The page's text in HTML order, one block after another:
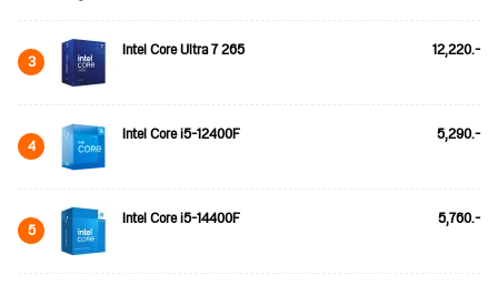
3 Intel Core Ultra 7 265 12,220.-
4 Intel Core i5-12400F 5,290.-
5 Intel Core i5-14400F 5,760.-